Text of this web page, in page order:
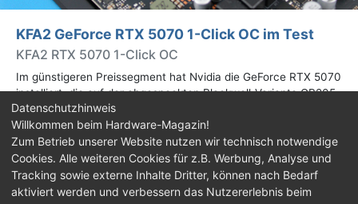
KFA2 GeForce RTX 5070 1-Click OC im Test
KFA2 RTX 5070 1-Click OC
Im günstigeren Preissegment hat Nvidia die GeForce RTX 5070
installiert, die auf der abgespeckten Blackwell-Variante GB205
basiert. Wir haben uns ein Custom-Design von Hersteller KFA2
im Test genauer angesehen.
Impressum| Kontakt |Jobs |Datenschutz |
Consent‑Einstellungen |Haftungsausschluss
Datenschutzhinweis
Willkommen beim Hardware-Magazin!
Zum Betrieb unserer Website nutzen wir technisch notwendige
Cookies. Alle weiteren Cookies für z.B. Werbung, Analyse und
Tracking sowie externe Inhalte Dritter, können nach Bedarf
aktiviert werden und verbessern das Nutzererlebnis beim